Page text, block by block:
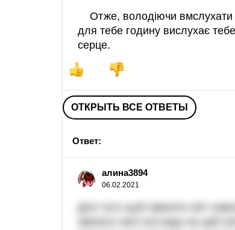
Отже, володіючи вмслухати
для тебе годину вислухає
серце.
ОТКРЫТЬ ВСЕ ОТВЕТЫ
Ответ:
алина3894
06.02.2021
Для того щоб змінити світ
змінити свої погляди на цей